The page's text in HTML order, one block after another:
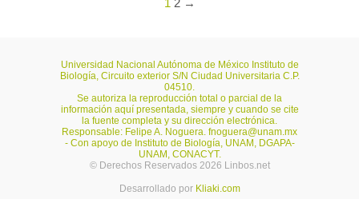
1 2 →
Universidad Nacional Autónoma de México Instituto de
Biología, Circuito exterior S/N Ciudad Universitaria C.P.
04510.
Se autoriza la reproducción total o parcial de la
información aquí presentada, siempre y cuando se cite
la fuente completa y su dirección electrónica.
Responsable: Felipe A. Noguera. fnoguera@unam.mx
- Con apoyo de Instituto de Biología, UNAM, DGAPA-
UNAM, CONACYT.
© Derechos Reservados 2026 Linbos.net
Desarrollado por Kliaki.com